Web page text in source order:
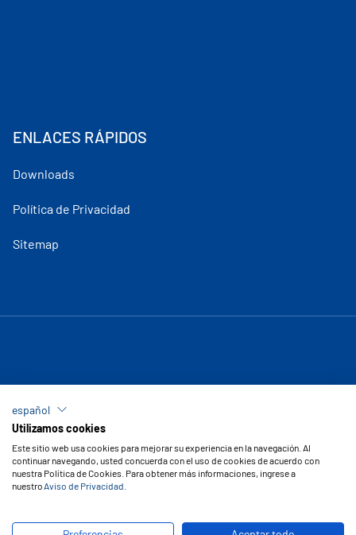
ENLACES RÁPIDOS
Downloads
Política de Privacidad
Sitemap
Copyright © 2026 Vipal Cauchos
español
Utilizamos cookies
Este sitio web usa cookies para mejorar su experiencia en la navegación. Al
continuar navegando, usted concuerda con el uso de cookies de acuerdo con
nuestra Política de Cookies. Para obtener más informaciones, ingrese a
nuestroAviso de Privacidad